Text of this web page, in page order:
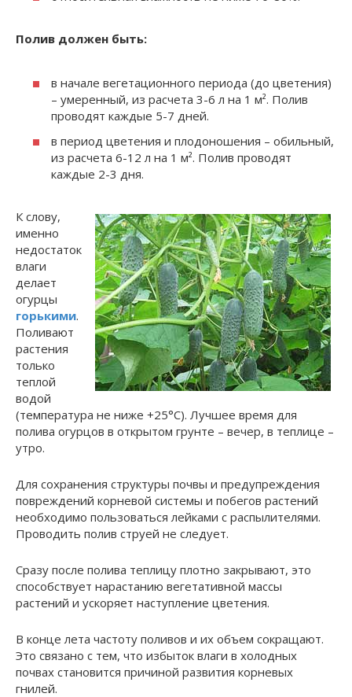
Полив должен быть:
в начале вегетационного периода (до цветения)
– умеренный, из расчета 3-6 л на 1 м². Полив
проводят каждые 5-7 дней.
в период цветения и плодоношения – обильный,
из расчета 6-12 л на 1 м². Полив проводят
каждые 2-3 дня.
К слову,
именно
недостаток
влаги
делает
огурцы
горькими.
Поливают
растения
только
теплой
водой
(температура не ниже +25°С). Лучшее время для
полива огурцов в открытом грунте – вечер, в теплице –
утро.
Для сохранения структуры почвы и предупреждения
повреждений корневой системы и побегов растений
необходимо пользоваться лейками с распылителями.
Проводить полив струей не следует.
Сразу после полива теплицу плотно закрывают, это
способствует нарастанию вегетативной массы
растений и ускоряет наступление цветения.
В конце лета частоту поливов и их объем сокращают.
Это связано с тем, что избыток влаги в холодных
почвах становится причиной развития корневых
гнилей.